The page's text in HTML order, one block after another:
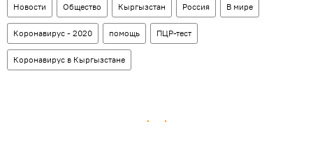
Новости Общество Кыргызстан Россия В мире
Коронавирус - 2020 помощь ПЦР-тест
Коронавирус в Кыргызстане